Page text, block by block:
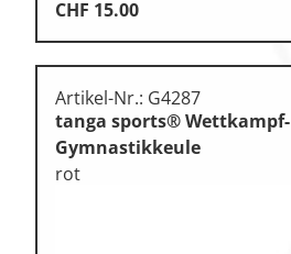
CHF 15.00
Artikel-Nr.: G4287
tanga sports® Wettkampf-
Gymnastikkeule
rot